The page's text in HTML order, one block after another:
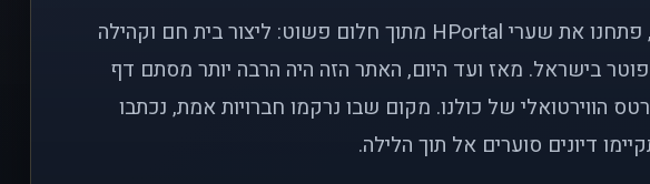
לפני כמעט שני עשורים, פתחנו את שערי HPortal מתוך חלום פשוט: ליצור בית חם וקהילה
בישראל. מאז ועד היום, האתר הזה היה הרבה יותר מסתם דף
הווירטואלי של כולנו. מקום שבו נרקמו חברויות אמת, נכתבו
דיונים סוערים אל תוך הלילה.